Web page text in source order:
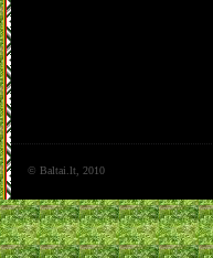
© Baltai.lt, 2010